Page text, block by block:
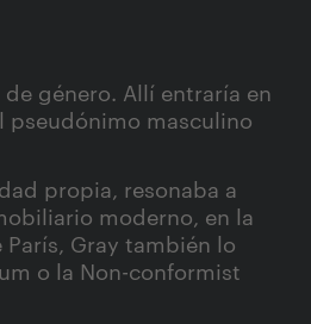
género. Allí entraría en
pseudónimo masculino
propia, resonaba a
moderno, en la
Gray también lo
o la Non-conformist